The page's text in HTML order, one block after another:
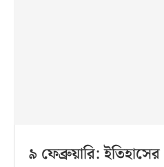
৯ ফেব্রুয়ারি: